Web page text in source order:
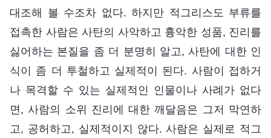
대조해 볼 수조차 없다. 하지만 적그리스도 부류를
접촉한 사람은 사탄의 사악하고 흉악한 성품, 진리를
싫어하는 본질을 좀 더 분명히 알고, 사탄에 대한 인
식이 좀 더 투철하고 실제적이 된다. 사람이 접하거
나 목격할 수 있는 실제적인 인물이나 사례가 없다
면, 사람의 소위 진리에 대한 깨달음은 그저 막연하
고, 공허하고, 실제적이지 않다. 사람은 실제로 적그